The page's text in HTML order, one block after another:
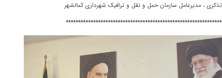
تذکری ، مدیرعامل سازمان حمل و نقل و ترافیک شهرداری کمالشهر
***************************************************************